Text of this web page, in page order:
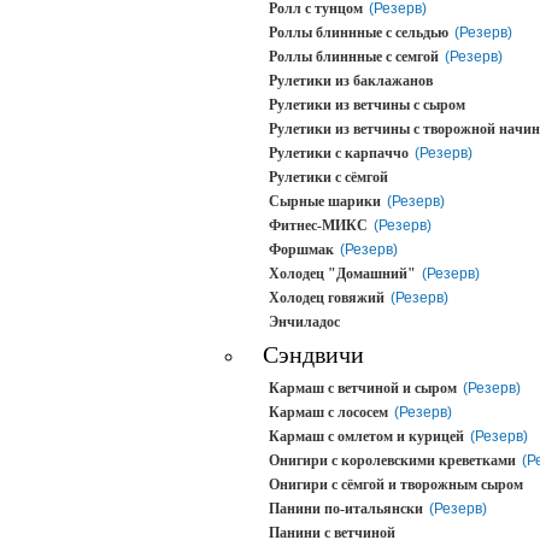
Ролл с тунцом (Резерв)
Роллы блиннные с сельдью (Резерв)
Роллы блиннные с семгой (Резерв)
Рулетики из баклажанов
Рулетики из ветчины с сыром
Рулетики из ветчины с творожной
Рулетики с карпаччо (Резерв)
Рулетики с сёмгой
Сырные шарики (Резерв)
Фитнес-МИКС (Резерв)
Форшмак (Резерв)
Холодец "Домашний" (Резерв)
Холодец говяжий (Резерв)
Энчиладос
Сэндвичи
Кармаш с ветчиной и сыром (Резерв)
Кармаш с лососем (Резерв)
Кармаш с омлетом и курицей (Резерв)
Онигири с королевскими креветками
Онигири с сёмгой и творожным сыром
Панини по-итальянски (Резерв)
Панини с ветчиной